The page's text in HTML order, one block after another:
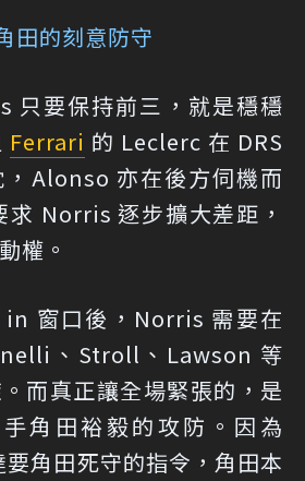
田的刻意防守
只要保持前三，就是穩穩
Ferrari 的 Leclerc 在 DRS
Alonso 亦在後方伺機而
Norris 逐步擴大差距，
權。
窗口後，Norris 需要在
、Stroll、Lawson 等
而真正讓全場緊張的，是
角田裕毅的攻防。因為
角田死守的指令，角田本